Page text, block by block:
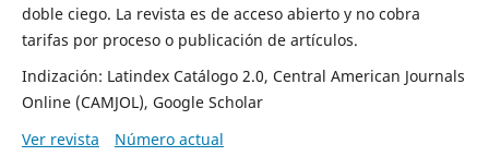
doble ciego. La revista es de acceso abierto y no cobra
tarifas por proceso o publicación de artículos.
Indización: Latindex Catálogo 2.0, Central American Journals
Online (CAMJOL), Google Scholar
Ver revista
Número actual